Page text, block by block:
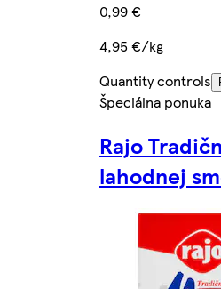
0,99 €
4,95 €/kg
Quantity controls
Špeciálna ponuka
Rajo
lahodnej